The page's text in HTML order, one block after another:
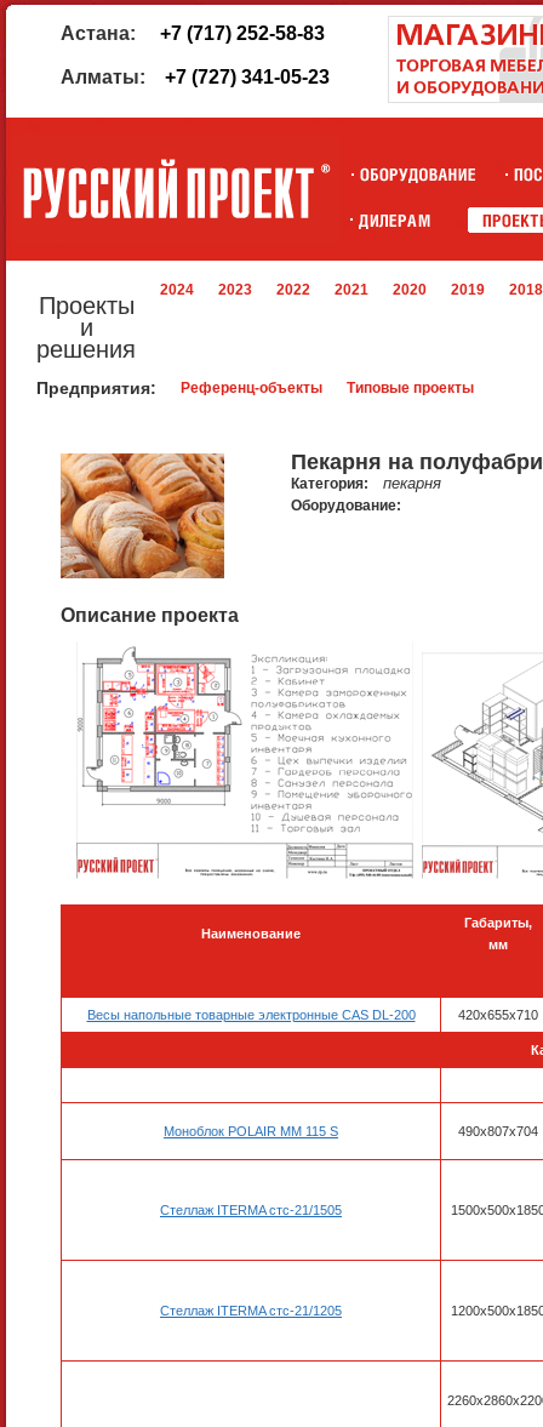
Астана: +7 (717) 252-58-83
Алматы: +7 (727) 341-05-23
Проекты
и
решения
2024 2023 2022 2021 2020 2019 2018
Предприятия: Референц-объекты Типовые проекты
Пекарня на
Категория: пекарня
Оборудование:
Описание проекта
Наименование
Габариты,
мм
Весы напольные товарные электронные CAS DL-200 420x655x710
Моноблок POLAIR MM 115 S 490х807х704
Стеллаж ITERMA стс-21/1505
Стеллаж ITERMA стс-21/1205